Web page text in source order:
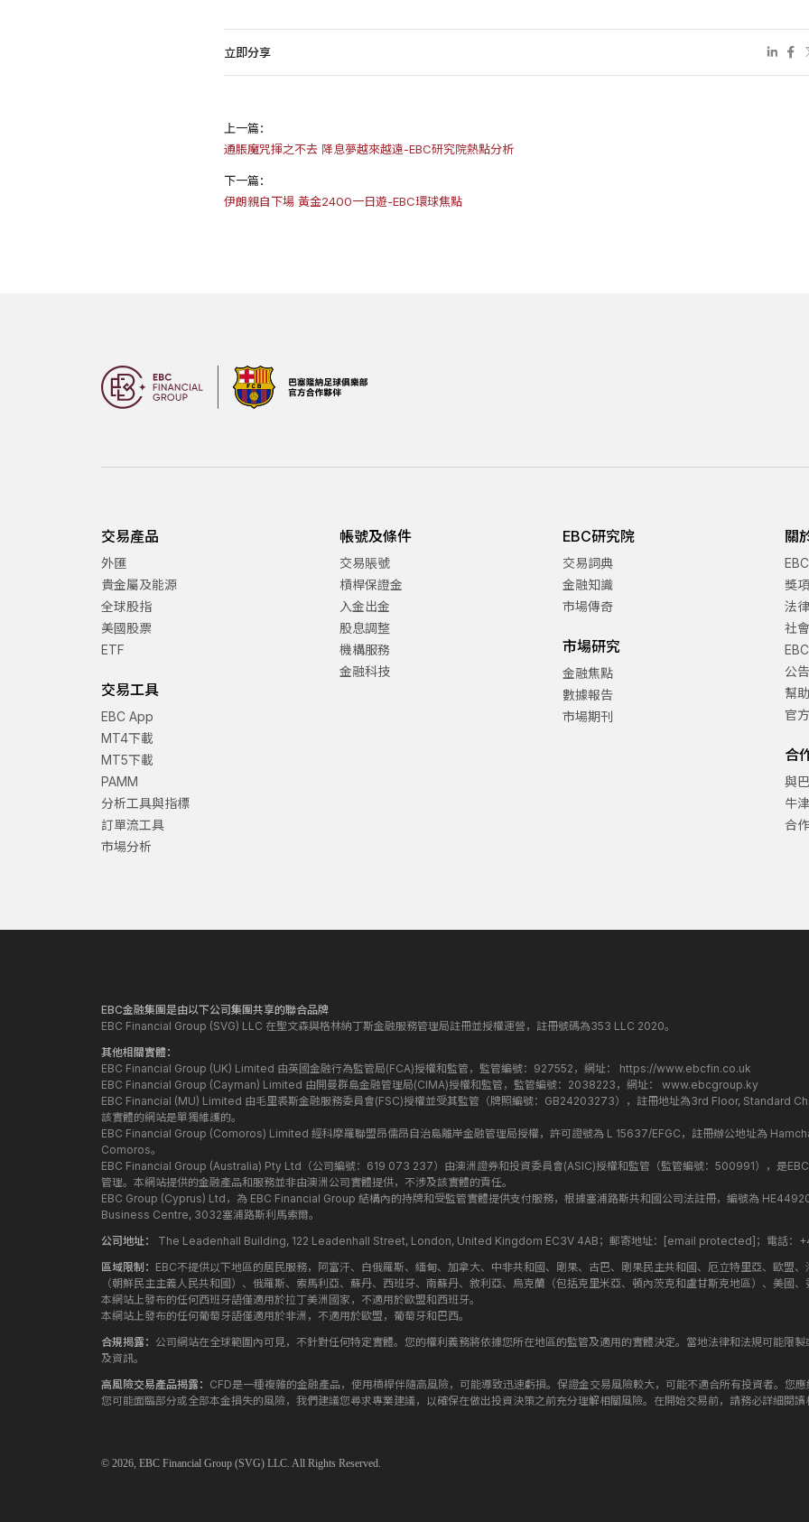
立即分享
上一篇：
通脹魔咒揮之不去 降息夢越來越遠-EBC研究院熱點分析
下一篇：
伊朗親自下場 黃金2400一日遊-EBC環球焦點
交易產品
外匯
貴金屬及能源
全球股指
美國股票
ETF
交易工具
EBC App
MT4下載
MT5下載
PAMM
分析工具與指標
訂單流工具
市場分析
帳號及條件
交易賬號
槓桿保證金
入金出金
股息調整
機構服務
金融科技
EBC研究院
交易詞典
金融知識
市場傳奇
市場研究
金融焦點
數據報告
市場期刊
關
獎
法
社
公
幫
官
合
與
牛
合
EBC金融集團是由以下公司集團共享的聯合品牌
EBC Financial Group (SVG) LLC 在聖文森與格林納丁斯金融服務管理局註冊並授權運營，註冊號碼為353 LLC 2020。
其他相關實體：
EBC Financial Group (UK) Limited 由英國金融行為監管局(FCA)授權和監管，監管編號：927552，網址： https://www.ebcfin.co.uk
EBC Financial Group (Cayman) Limited 由開曼群島金融管理局(CIMA)授權和監管，監管編號：2038223，網址： www.ebcgroup.ky
EBC Financial (MU) Limited 由毛里裘斯金融服務委員會(FSC)授權並受其監管（牌照編號：GB24203273），註冊地址為3rd Floor, Standard
該實體的網站是單獨維護的。
EBC Financial Group (Comoros) Limited 經科摩羅聯盟昂儒昂自治島離岸金融管理局授權，許可證號為 L 15637/EFGC，註冊辦公地址為
Comoros。
EBC Financial Group (Australia) Pty Ltd（公司編號：619 073 237）由澳洲證券和投資委員會(ASIC)授權和監管（監管編號：500991），是
管理。本網站提供的金融產品和服務並非由澳洲公司實體提供，不涉及該實體的責任。
EBC Group (Cyprus) Ltd，為 EBC Financial Group 結構內的持牌和受監管實體提供支付服務，根據塞浦路斯共和國公司法註冊，編號為
Business Centre, 3032塞浦路斯利馬索爾。
公司地址： The Leadenhall Building, 122 Leadenhall Street, London, United Kingdom EC3V 4AB；郵寄地址： [email protected] ；電話：
區域限制： EBC不提供以下地區的居民服務，阿富汗、白俄羅斯、緬甸、加拿大、中非共和國、剛果、古巴、剛果民主共和國、厄立特里亞、歐盟
（朝鮮民主主義人民共和國）、俄羅斯、索馬利亞、蘇丹、西班牙、南蘇丹、敘利亞、烏克蘭（包括克里米亞、頓內茨克和盧甘斯克地區）、美國
本網站上發布的任何西班牙語僅適用於拉丁美洲國家，不適用於歐盟和西班牙。
本網站上發布的任何葡萄牙語僅適用於非洲，不適用於歐盟，葡萄牙和巴西。
合規揭露： 公司網站在全球範圍內可見，不針對任何特定實體。您的權利義務將依據您所在地區的監管及適用的實體決定。當地法律和法規可能限
及資訊。
高風險交易產品揭露： CFD是一種複雜的金融產品，使用槓桿伴隨高風險，可能導致迅速虧損。保證金交易風險較大，可能不適合所有投資者。您
您可能面臨部分或全部本金損失的風險，我們建議您尋求專業建議，以確保在做出投資決策之前充分理解相關風險。在開始交易前，請務必詳細閱
© 2026, EBC Financial Group (SVG) LLC. All Rights Reserved.